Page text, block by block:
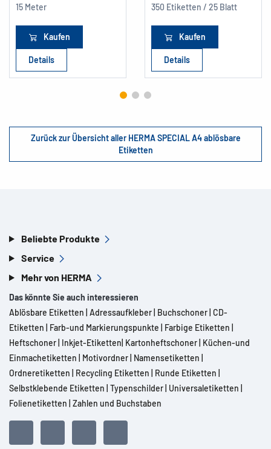
15 Meter
Kaufen
Details
350 Etiketten / 25 Blatt
Kaufen
Details
Zurück zur Übersicht aller HERMA SPECIAL A4 ablösbare
Etiketten
Beliebte Produkte
Service
Mehr von HERMA
Das könnte Sie auch interessieren
Ablösbare Etiketten Adressaufkleber Buchschoner CD-
Etiketten
Farb-und Markierungspunkte Farbige Etiketten
Heftschoner Inkjet-Etiketten Kartonheftschoner Küchen-und
Einmachetiketten
Motivordner Namensetiketten
Ordneretiketten
Recycling Etiketten Runde Etiketten
Selbstklebende Etiketten Typenschilder Universaletiketten
Folienetiketten Zahlen und Buchstaben